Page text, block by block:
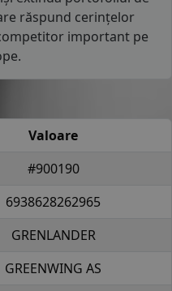
răspund cerințelor
important pe
Valoare
#900190
6938628262965
GRENLANDER
GREENWING AS